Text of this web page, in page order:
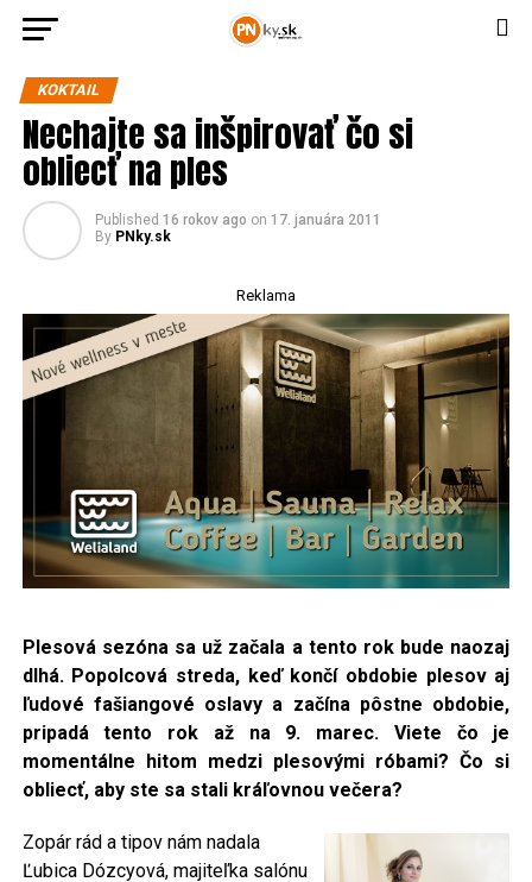
KOKTAIL
Nechajte sa inšpirovať čo si
obliecť na ples
Published 16 rokov ago on 17. januára 2011
By PNky.sk
Reklama
Plesová sezóna sa už začala a tento rok bude naozaj
dlhá. Popolcová streda, keď končí obdobie plesovaj
ľudové fašiangové oslavy a začína pôstne obdobie,
pripadá tento rok až na 9. marec. Viete čo je
momentálne hitom medzi plesovými róbami? Čo si
obliecť, aby ste sa stali kráľovnou večera?
Zopár rád a tipov nám nadala
Ľubica Dózcyová, majiteľka salónu